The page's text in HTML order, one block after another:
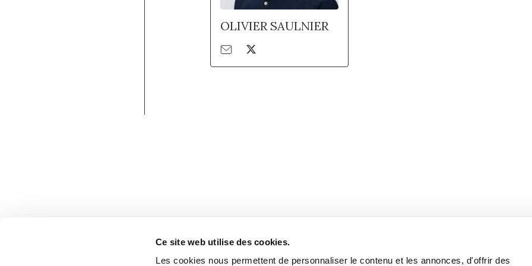
Ce site web utilise des cookies.
Les cookies nous permettent de personnaliser le contenu et les annonces, d'offrir des
OLIVIER SAULNIER